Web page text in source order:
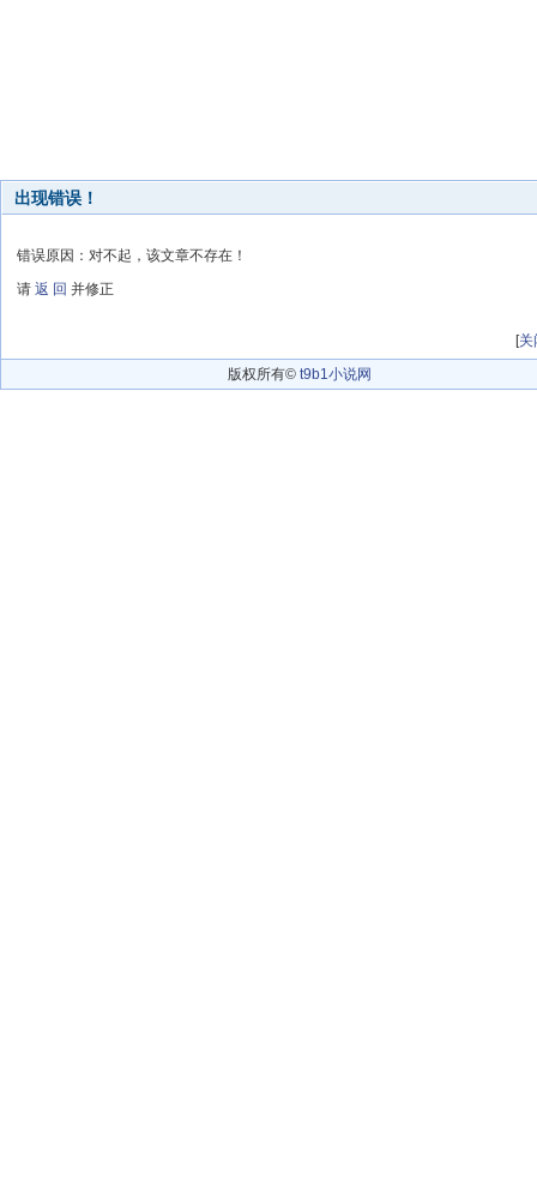
出现错误！
错误原因：对不起，该文章不存在！
请 返 回 并修正
[关
版权所有© t9b1小说网